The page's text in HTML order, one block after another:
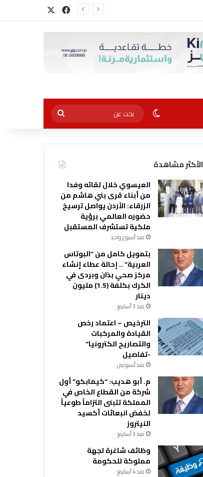
فيسبوك
الوضع المظلم
بحث
عن
الأكثر مشاهدة
العيسوي خلال لقائه وفدا
من أبناء قرى بني هاشم من
الزرقاء: الأردن يواصل ترسيخ
حضوره العالمي برؤية
ملكية تستشرف المستقبل
منذ أسبوع واحد
بتمويل كامل من “البوتاس
العربية” .. إحالة عطاء إنشاء
مركز صحي بذان وبردى في
الكرك بكلفة (1.5) مليون
دينار
منذ 3 أسابيع
الترخيص – اعتماد رخص
القيادة والمركبات
والتصاريح الكترونيا”
-تفاصيل
منذ أسبوعين
م. أبو هديب: “كيمابكو” أول
شركة من القطاع الخاص في
المملكة تتبنى التزاماً طوعياً
لخفض انبعاثات أكسيد
النيتروز
منذ 3 أسابيع
وظائف شاغرة لجهة
مملوكة للحكومة
منذ 4 أسابيع